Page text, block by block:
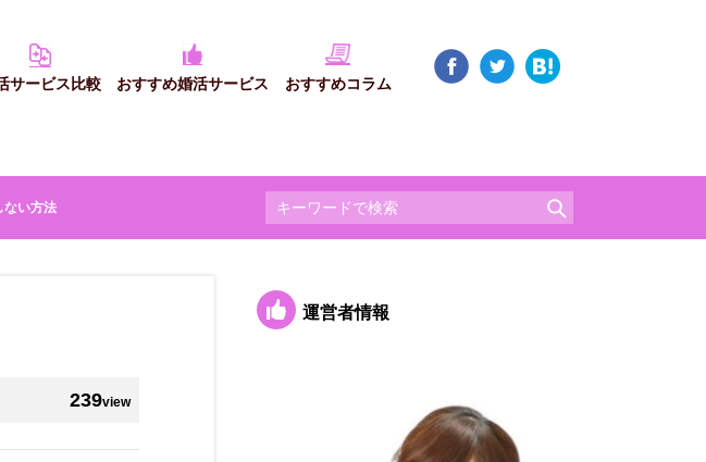
サービス比較
おすすめ婚活サービス おすすめコラム
ない方法
239view
運営者情報